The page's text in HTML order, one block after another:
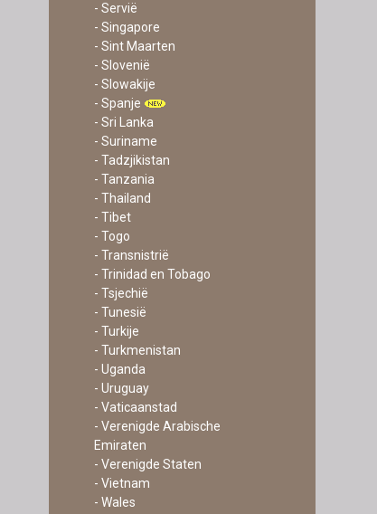
- Servië
- Singapore
- Sint Maarten
- Slovenië
- Slowakije
- Spanje
- Sri Lanka
- Suriname
- Tadzjikistan
- Tanzania
- Thailand
- Tibet
- Togo
- Transnistrië
- Trinidad en Tobago
- Tsjechië
- Tunesië
- Turkije
- Turkmenistan
- Uganda
- Uruguay
- Vaticaanstad
- Verenigde Arabische
Emiraten
- Verenigde Staten
- Vietnam
- Wales